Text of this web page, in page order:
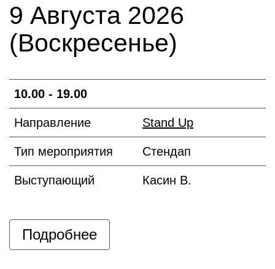
9 Августа 2026
(Воскресенье)
10.00 - 19.00
Направление Stand Up
Тип мероприятия Стендап
Выступающий Касин В.
Подробнее